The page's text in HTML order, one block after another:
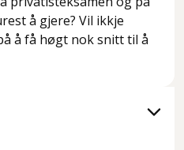
å gjere? Vil ikkje
å få høgt nok snitt til å